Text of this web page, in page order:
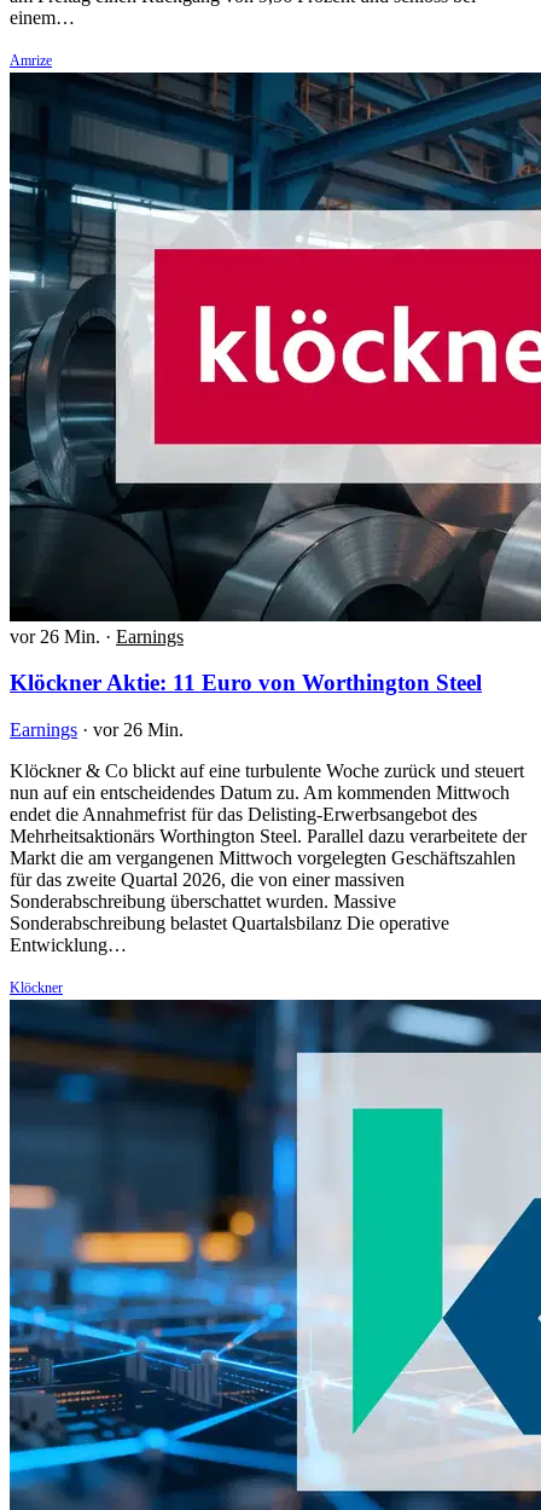
einem…
Amrize
vor 26 Min. · Earnings
Klöckner Aktie: 11 Euro von Worthington Steel
Earnings · vor 26 Min.
Klöckner & Co blickt auf eine turbulente Woche zurück und steuert
nun auf ein entscheidendes Datum zu. Am kommenden Mittwoch
endet die Annahmefrist für das Delisting-Erwerbsangebot des
Mehrheitsaktionärs Worthington Steel. Parallel dazu verarbeitete der
Markt die am vergangenen Mittwoch vorgelegten Geschäftszahlen
für das zweite Quartal 2026, die von einer massiven
Sonderabschreibung überschattet wurden. Massive
Sonderabschreibung belastet Quartalsbilanz Die operative
Entwicklung…
Klöckner